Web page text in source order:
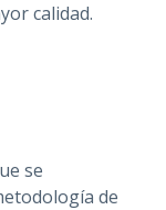
calidad.
se
de